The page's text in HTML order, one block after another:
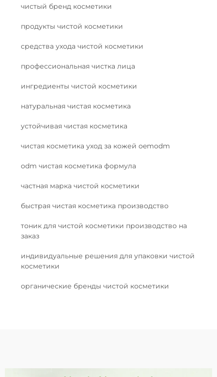
чистый бренд косметики
продукты чистой косметики
средства ухода чистой косметики
профессиональная чистка лица
ингредиенты чистой косметики
натуральная чистая косметика
устойчивая чистая косметика
чистая косметика уход за кожей oemodm
odm чистая косметика формула
частная марка чистой косметики
быстрая чистая косметика производство
тоник для чистой косметики производство на
заказ
индивидуальные решения для упаковки чистой
косметики
органические бренды чистой косметики